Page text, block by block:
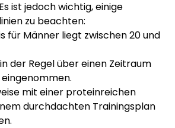
ist jedoch wichtig, einige
zu beachten:
für Männer liegt zwischen 20 und
der Regel über einen Zeitraum
mit einer proteinreichen
durchdachten Trainingsplan